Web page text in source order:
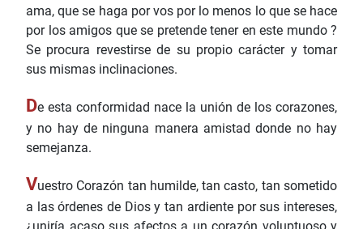
ama, que se haga por vos por lo menos lo que se hace
por los amigos que se pretende tener en este mundo ?
Se procura revestirse de su propio carácter y tomar
sus mismas inclinaciones.
De esta conformidad nace la unión de los corazones,
y no hay de ninguna manera amistad donde no hay
semejanza.
Vuestro Corazón tan humilde, tan casto, tan sometido
a las órdenes de Dios y tan ardiente por sus intereses,